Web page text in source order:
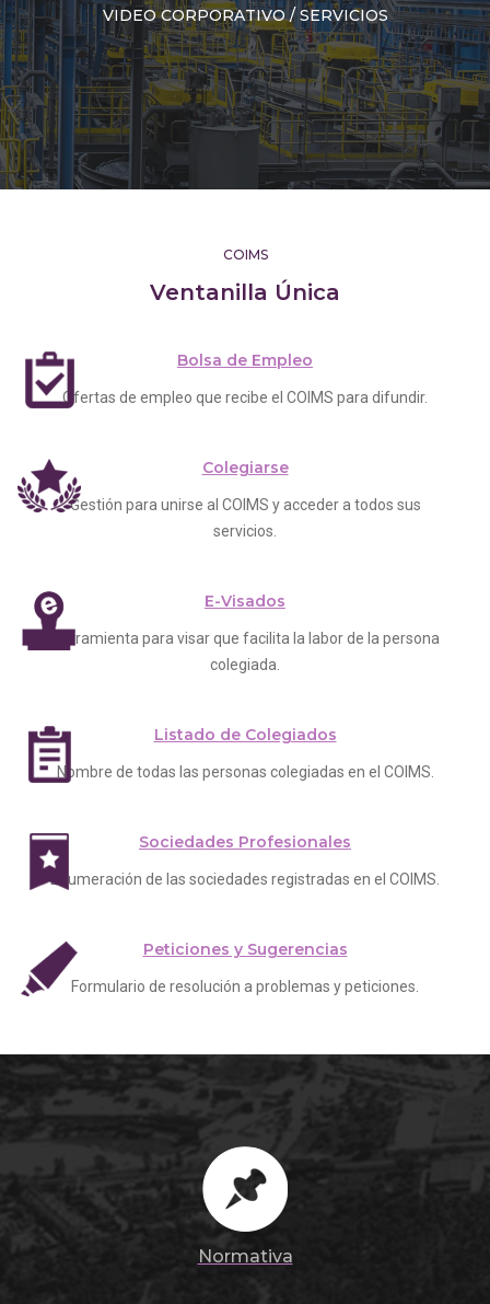
VIDEO CORPORATIVO / SERVICIOS
COIMS
Ventanilla Única
Bolsa de Empleo
Ofertas de empleo que recibe el COIMS para difundir.
Colegiarse
Gestión para unirse al COIMS y acceder a todos sus
servicios.
E-Visados
Herramienta para visar que facilita la labor de la persona
colegiada.
Listado de Colegiados
Nombre de todas las personas colegiadas en el COIMS.
Sociedades Profesionales
Enumeración de las sociedades registradas en el COIMS.
Peticiones y Sugerencias
Formulario de resolución a problemas y peticiones.
Normativa